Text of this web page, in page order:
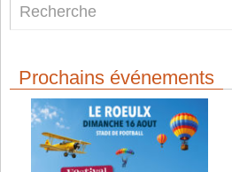
Prochains événements